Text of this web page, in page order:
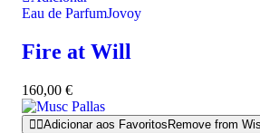
Eau de ParfumJovoy
Fire at Will
160,00 €
Adicionar aos Favoritos Remove from